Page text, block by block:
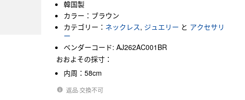
韓国製
カラー：ブラウン
カテゴリー： ネックレス, ジュエリー と アクセサリ
ー
ベンダーコード: AJ262AC001BR
おおよその採寸：
内周：58cm
返品·交換不可